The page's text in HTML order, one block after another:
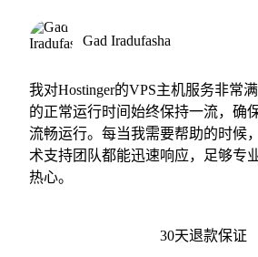
Gad Iradufasha
我对Hostinger的VPS主机服务非常满
的正常运行时间始终保持一流，确
流畅运行。每当我需要帮助的时候
术支持团队都能迅速响应，足够专
热心。
30天退款保证